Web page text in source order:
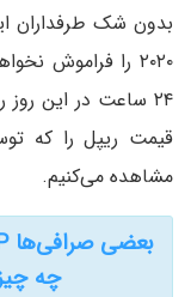
۲۴ ساعت در این
قیمت ریپل را که
مشاهده می‌کنیم.
چه